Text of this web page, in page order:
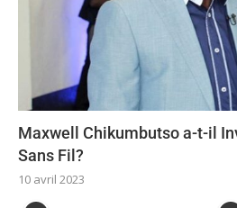
Maxwell Chikumbutso a-t-il
Sans Fil?
10 avril 2023